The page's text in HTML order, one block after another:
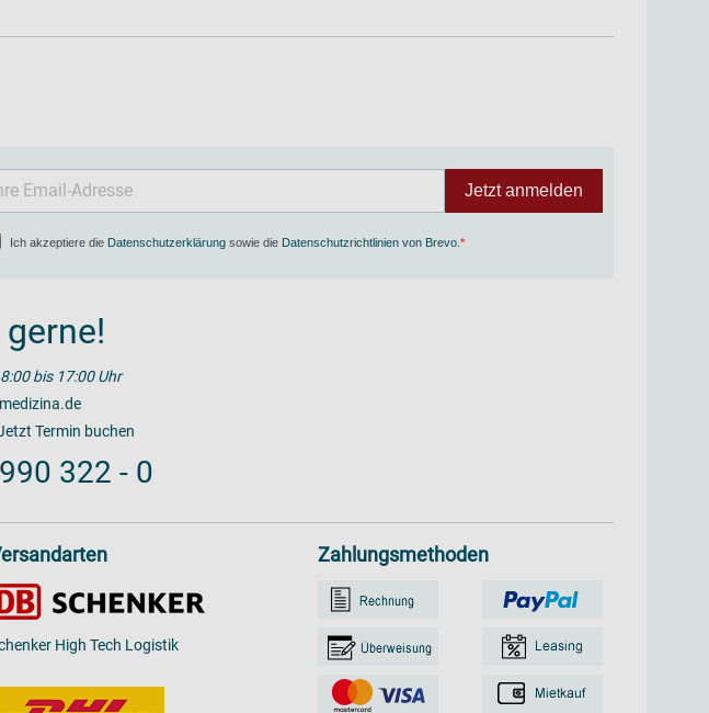
Jetzt anmelden
Ich akzeptiere die Datenschutzerklärung sowie die Datenschutzrichtlinien von Brevo
bis 17:00 Uhr
Termin buchen
322 - 0
High Tech Logistik
Zahlungsmethoden